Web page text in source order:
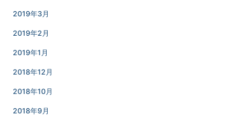
2019年3月
2019年2月
2019年1月
2018年12月
2018年10月
2018年9月